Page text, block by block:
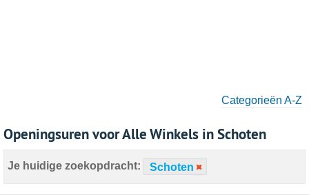
Categorieën A-Z
Openingsuren voor Alle Winkels in Schoten
Je huidige zoekopdracht: Schoten